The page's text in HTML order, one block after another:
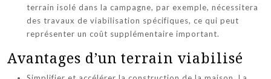
terrain isolé dans la campagne, par exemple, nécessitera
des travaux de viabilisation spécifiques, ce qui peut
représenter un coût supplémentaire important.
Avantages d’un terrain viabilisé